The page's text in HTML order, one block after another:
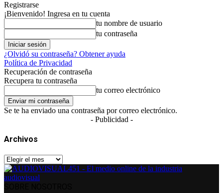
Registrarse
¡Bienvenido! Ingresa en tu cuenta
tu nombre de usuario
tu contraseña
¿Olvidó su contraseña? Obtener ayuda
Política de Privacidad
Recuperación de contraseña
Recupera tu contraseña
tu correo electrónico
Se te ha enviado una contraseña por correo electrónico.
- Publicidad -
Archivos
Archivos